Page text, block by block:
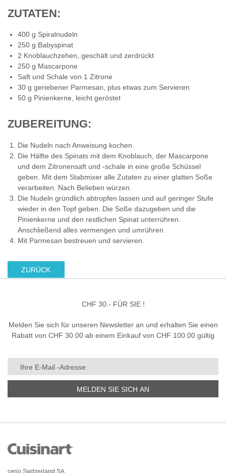
ZUTATEN:
400 g Spiralnudeln
250 g Babyspinat
2 Knoblauchzehen, geschält und zerdrückt
250 g Mascarpone
Saft und Schale von 1 Zitrone
30 g geriebener Parmesan, plus etwas zum Servieren
50 g Pinienkerne, leicht geröstet
ZUBEREITUNG:
Die Nudeln nach Anweisung kochen.
Die Hälfte des Spinats mit dem Knoblauch, der Mascarpone
und dem Zitronensaft und -schale in eine große Schüssel
geben. Mit dem Stabmixer alle Zutaten zu einer glatten Soße
verarbeiten. Nach Belieben würzen.
Die Nudeln gründlich abtropfen lassen und auf geringer Stufe
wieder in den Topf geben. Die Soße dazugeben und die
Pinienkerne und den restlichen Spinat unterrühren.
Anschließend alles vermengen und umrühren.
Mit Parmesan bestreuen und servieren.
ZURÜCK
CHF 30.- FÜR SIE !
Melden Sie sich für unseren Newsletter an und erhalten Sie einen
Rabatt von CHF 30.00 ab einem Einkauf von CHF 100.00 gültig
MELDEN SIE SICH AN
cerjo Switzerland SA